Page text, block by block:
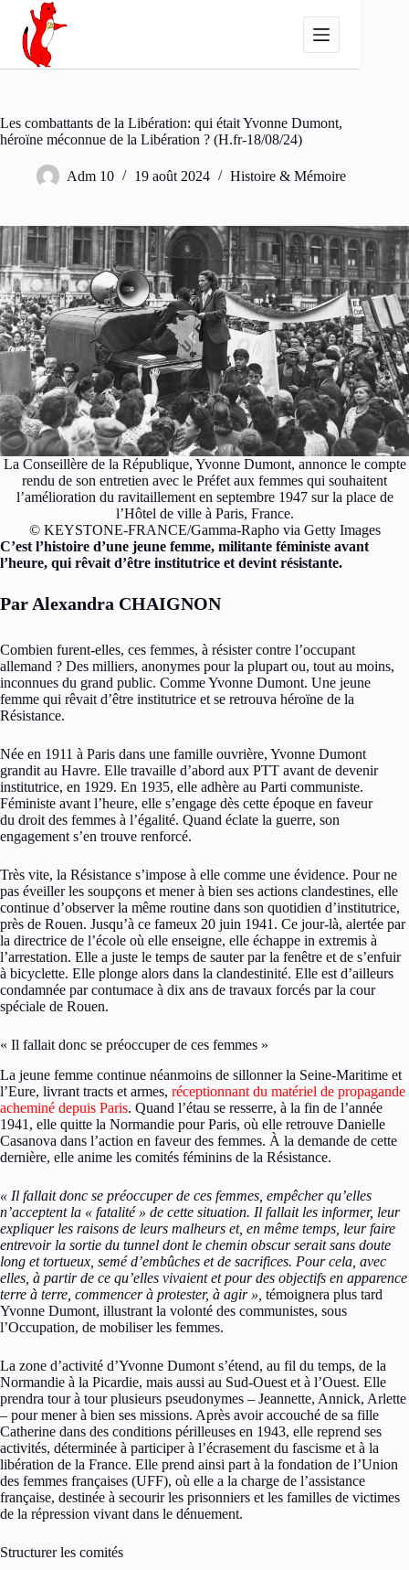
Passer
contenu
Les combattants de la Libération: qui était Yvonne Dumont,
héroïne méconnue de la Libération ? (H.fr-18/08/24)
Adm 10 19 août 2024 Histoire & Mémoire
La Conseillère de la République, Yvonne Dumont, annonce le compte
rendu de son entretien avec le Préfet aux femmes qui souhaitent
l’amélioration du ravitaillement en septembre 1947 sur la place de
l’Hôtel de ville à Paris, France.
© KEYSTONE-FRANCE/Gamma-Rapho via Getty Images
C’est l’histoire d’une jeune femme, militante féministe avant
l’heure, qui rêvait d’être institutrice et devint résistante.
Par Alexandra CHAIGNON
Combien furent-elles, ces femmes, à résister contre l’occupant
allemand ? Des milliers, anonymes pour la plupart ou, tout au moins,
inconnues du grand public. Comme Yvonne Dumont. Une jeune
femme qui rêvait d’être institutrice et se retrouva héroïne de la
Résistance.
Née en 1911 à Paris dans une famille ouvrière, Yvonne Dumont
grandit au Havre. Elle travaille d’abord aux PTT avant de devenir
institutrice, en 1929. En 1935, elle adhère au Parti communiste.
Féministe avant l’heure, elle s’engage dès cette époque en faveur
du droit des femmes à l’égalité. Quand éclate la guerre, son
engagement s’en trouve renforcé.
Très vite, la Résistance s’impose à elle comme une évidence. Pour ne
pas éveiller les soupçons et mener à bien ses actions clandestines, elle
continue d’observer la même routine dans son quotidien d’institutrice,
près de Rouen. Jusqu’à ce fameux 20 juin 1941. Ce jour-là, alertée par
la directrice de l’école où elle enseigne, elle échappe in extremis à
l’arrestation. Elle a juste le temps de sauter par la fenêtre et de s’enfuir
à bicyclette. Elle plonge alors dans la clandestinité. Elle est d’ailleurs
condamnée par contumace à dix ans de travaux forcés par la cour
spéciale de Rouen.
« Il fallait donc se préoccuper de ces femmes »
La jeune femme continue néanmoins de sillonner la Seine-Maritime et
l’Eure, livrant tracts et armes, réceptionnant du matériel de propagande
acheminé depuis Paris. Quand l’étau se resserre, à la fin de l’année
1941, elle quitte la Normandie pour Paris, où elle retrouve Danielle
Casanova dans l’action en faveur des femmes. À la demande de cette
dernière, elle anime les comités féminins de la Résistance.
« Il fallait donc se préoccuper de ces femmes, empêcher qu’elles
n’acceptent la « fatalité » de cette situation. Il fallait les informer, leur
expliquer les raisons de leurs malheurs et, en même temps, leur faire
entrevoir la sortie du tunnel dont le chemin obscur serait sans doute
long et tortueux, semé d’embûches et de sacrifices. Pour cela, avec
elles, à partir de ce qu’elles vivaient et pour des objectifs en apparence
terre à terre, commencer à protester, à agir », témoignera plus tard
Yvonne Dumont, illustrant la volonté des communistes, sous
l’Occupation, de mobiliser les femmes.
La zone d’activité d’Yvonne Dumont s’étend, au fil du temps, de la
Normandie à la Picardie, mais aussi au Sud-Ouest et à l’Ouest. Elle
prendra tour à tour plusieurs pseudonymes – Jeannette, Annick, Arlette
– pour mener à bien ses missions. Après avoir accouché de sa fille
Catherine dans des conditions périlleuses en 1943, elle reprend ses
activités, déterminée à participer à l’écrasement du fascisme et à la
libération de la France. Elle prend ainsi part à la fondation de l’Union
des femmes françaises (UFF), où elle a la charge de l’assistance
française, destinée à secourir les prisonniers et les familles de victimes
de la répression vivant dans le dénuement.
Structurer les comités